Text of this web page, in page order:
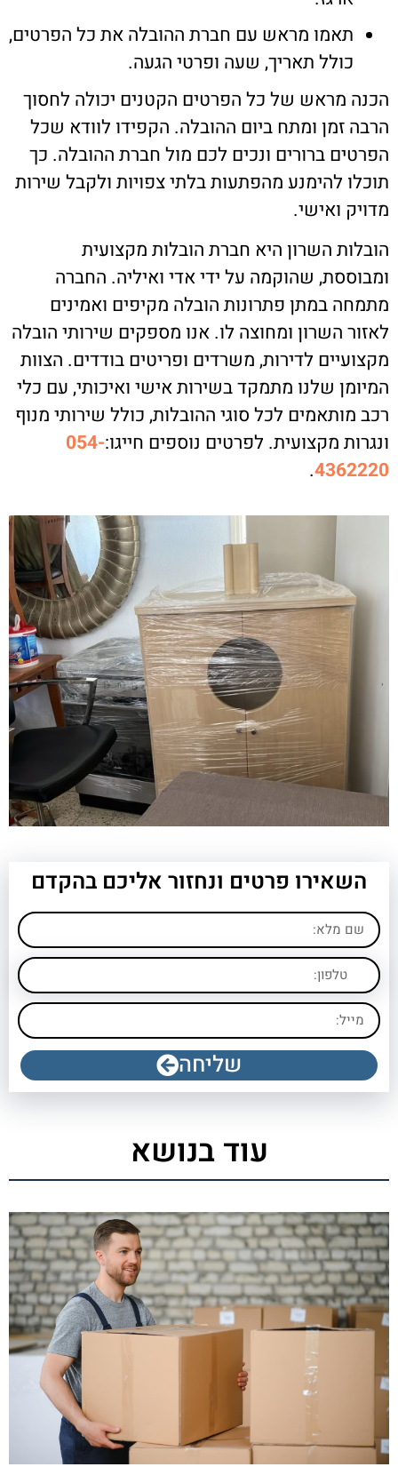
תאמו מראש עם חברת ההובלה את כל הפרטים,
כולל תאריך, שעה ופרטי הגעה.
הכנה מראש של כל הפרטים הקטנים יכולה לחסוך
הרבה זמן ומתח ביום ההובלה. הקפידו לוודא שכל
הפרטים ברורים ונכים לכם מול חברת ההובלה. כך
תוכלו להימנע מהפתעות בלתי צפויות ולקבל שירות
מדויק ואישי.
הובלות השרון היא חברת הובלות מקצועית
ומבוססת, שהוקמה על ידי אדי ואיליה. החברה
מתמחה במתן פתרונות הובלה מקיפים ואמינים
לאזור השרון ומחוצה לו. אנו מספקים שירותי הובלה
מקצועיים לדירות, משרדים ופריטים בודדים. הצוות
המיומן שלנו מתמקד בשירות אישי ואיכותי, עם כלי
רכב מותאמים לכל סוגי ההובלות, כולל שירותי מנוף
ונגרות מקצועית. לפרטים נוספים חייגו:054-
4362220
.
השאירו פרטים ונחזור אליכם בהקדם
שליחה
עוד בנושא